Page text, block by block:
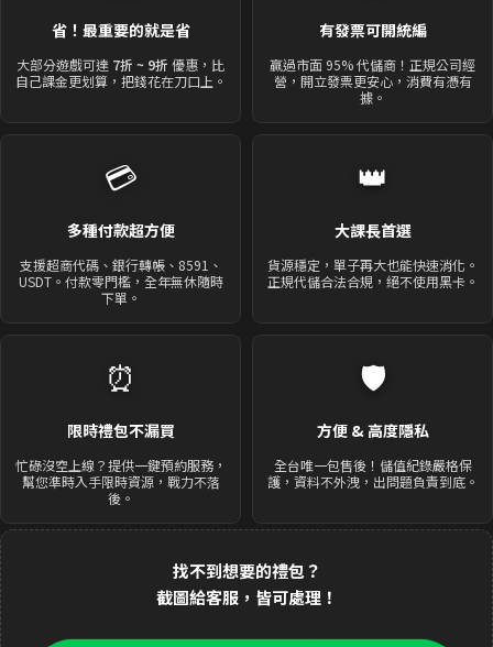
省！最重要的就是省
大部分遊戲可達 7折 ~ 9折 優惠，比
自己課金更划算，把錢花在刀口上。
有發票可開統編
贏過市面 95% 代儲商！正規公司經
營，開立發票更安心，消費有憑有
據。
💳
多種付款超方便
支援超商代碼、銀行轉帳、8591、
USDT。付款零門檻，全年無休隨時
下單。
👑
大課長首選
貨源穩定，單子再大也能快速消化。
正規代儲合法合規，絕不使用黑卡。
⏰
限時禮包不漏買
忙碌沒空上線？提供一鍵預約服務，
幫您準時入手限時資源，戰力不落
後。
🛡️
方便 & 高度隱私
全台唯一包售後！儲值紀錄嚴格保
護，資料不外洩，出問題負責到底。
找不到想要的禮包？
截圖給客服，皆可處理！